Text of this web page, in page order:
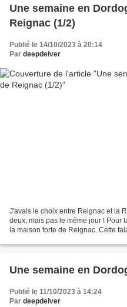
Une semaine en
Reignac (1/2)
Publié le 14/10/2023 à 20:14
Par deepdelver
J'avais le choix entre Reignac et la
deux, mais pas le même jour ! Pour
la maison forte de Reignac. Cette
Une semaine en
Publié le 11/10/2023 à 14:24
Par deepdelver